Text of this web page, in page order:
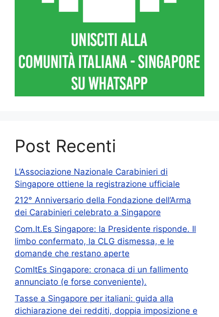
Post Recenti
L’Associazione Nazionale Carabinieri di
Singapore ottiene la registrazione ufficiale
212° Anniversario della Fondazione dell’Arma
dei Carabinieri celebrato a Singapore
Com.It.Es Singapore: la Presidente risponde. Il
limbo confermato, la CLG dismessa, e le
domande che restano aperte
ComItEs Singapore: cronaca di un fallimento
annunciato (e forse conveniente).
Tasse a Singapore per italiani: guida alla
dichiarazione dei redditi, doppia imposizione e